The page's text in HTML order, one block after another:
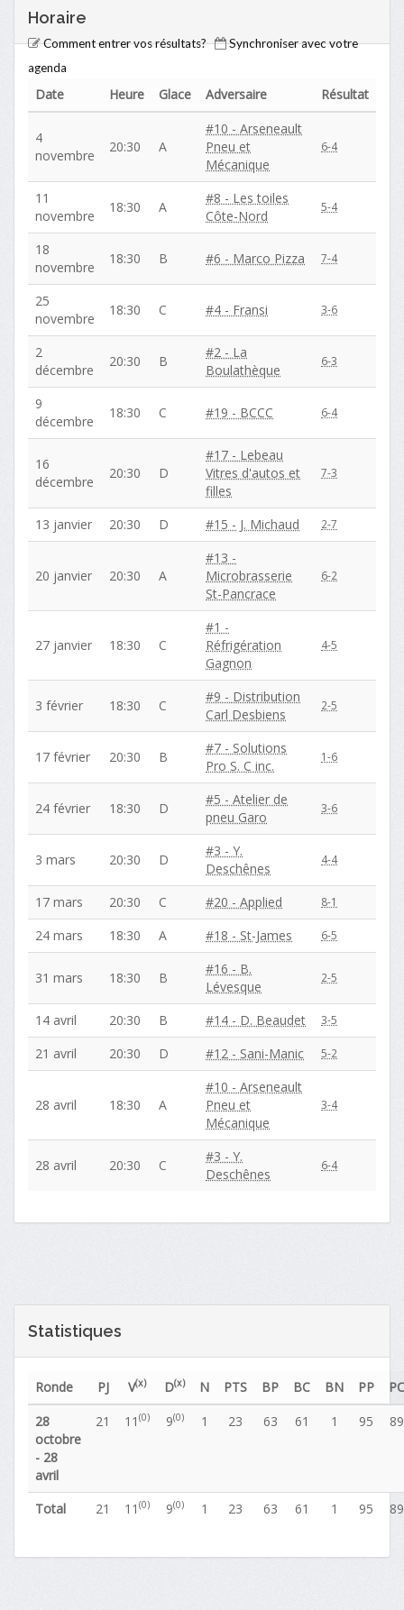
Horaire
Comment entrer vos résultats?
Synchroniser avec votre
agenda
Date Heure Glace Adversaire Résultat
4
novembre
20:30 A
#10 - Arseneault
Pneu et
Mécanique
6-4
11
novembre
18:30 A
#8 - Les toiles
Côte-Nord
5-4
18
novembre
18:30 B #6 - Marco Pizza 7-4
25
novembre
18:30 C #4 - Fransi 3-6
2
décembre
20:30 B
#2 - La
Boulathèque
6-3
9
décembre
18:30 C #19 - BCCC 6-4
16
décembre
20:30 D
#17 - Lebeau
Vitres d'autos et
filles
7-3
13 janvier 20:30 D #15 - J. Michaud 2-7
20 janvier 20:30 A
#13 -
Microbrasserie
St-Pancrace
6-2
27 janvier 18:30 C
#1 -
Réfrigération
Gagnon
4-5
3 février 18:30 C
#9 - Distribution
Carl Desbiens
2-5
17 février 20:30 B
#7 - Solutions
Pro S. C inc.
1-6
24 février 18:30 D
#5 - Atelier de
pneu Garo
3-6
3 mars 20:30 D
#3 - Y.
Deschênes
4-4
17 mars 20:30 C #20 - Applied 8-1
24 mars 18:30 A #18 - St-James 6-5
31 mars 18:30 B
#16 - B.
Lévesque
2-5
14 avril 20:30 B #14 - D. Beaudet 3-5
21 avril 20:30 D #12 - Sani-Manic 5-2
28 avril 18:30 A
#10 - Arseneault
Pneu et
Mécanique
3-4
28 avril 20:30 C
#3 - Y.
Deschênes
6-4
Statistiques
Ronde PJ V(x) D(x) N PTS BP BC BN PP
PC
28
octobre
- 28
avril
21 11 (0) 9(0) 1 23 63 61 1 95 89
Total 21 11 (0) 9(0) 1 23 63 61 1 95 89